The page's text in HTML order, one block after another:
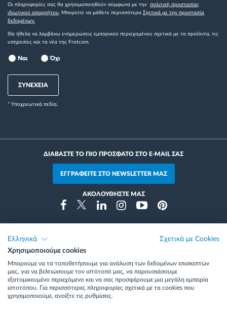
Οι πληροφορίες σας θα χρησιμοποιηθούν σύμφωνα με την πολιτική προστασίας
ιδιωτικού απορρήτου. Μπορείτε να μάθετε περισσότερα Σχετικά με την προστασία
δεδομένων.
Θα ήθελα να λαμβάνω ενημερώσεις εμπορικού περιεχομένου σχετικά με τα προϊόντα, τις
υπηρεσίες και τα νέα της Frotcom.
Ναι Όχι
ΣΥΝΕΧΕΙΑ
* Yποχρεωτικά πεδία.
ΔΙΑΒΑΣΤΕ ΤΟ ΠΙΟ ΠΡΟΣΦΑΤΟ ΣΤΟ E-MAIL ΣΑΣ
ΕΓΓΡΑΦΕΙΤΕ ΣΤΟ NEWSLETTER ΜΑΣ
ΑΚΟΛΟΥΘΗΣΤΕ ΜΑΣ
FacebookTwitterLinkedinInstragramYoutubePinterest
Βραβεία και αναγνωρίσεις
Ελληνικά
Σχετικά με Cookies
Χρησιμοποιούμε cookies
Μπορούμε να τα τοποθετήσουμε για ανάλυση των δεδομένων επισκεπτών
μας, για να βελτιώσουμε τον ιστότοπό μας, να παρουσιάσουμε
εξατομικευμένο περιεχόμενο και να σας προσφέρουμε μια μεγάλη εμπειρία
ιστοτόπου. Για περισσότερες πληροφορίες σχετικά με τα cookies που
χρησιμοποιούμε, ανοίξτε τις ρυθμίσεις.